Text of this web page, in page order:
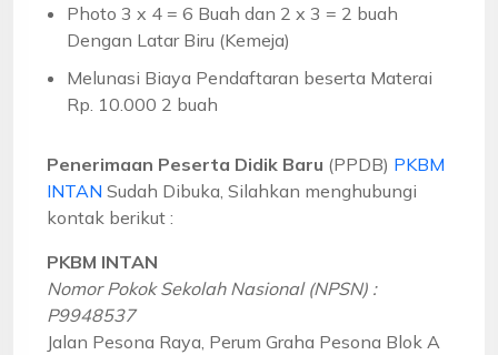
Photo 3 x 4 = 6 Buah dan 2 x 3 = 2 buah
Dengan Latar Biru (Kemeja)
Melunasi Biaya Pendaftaran beserta Materai
Rp. 10.000 2 buah
Penerimaan Peserta Didik Baru (PPDB) PKBM
INTAN Sudah Dibuka, Silahkan menghubungi
kontak berikut :
PKBM INTAN
Nomor Pokok Sekolah Nasional (NPSN) :
P9948537
Jalan Pesona Raya, Perum Graha Pesona Blok A